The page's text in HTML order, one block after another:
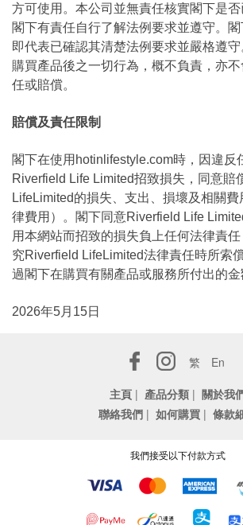
方可使用。本公司並無責任核實閣下是否
閣下有責任自行了解法例要求並遵守。閣
即代表已確認其清楚法例要求並嚴格遵
購買產品後之一切行為，概不負責，亦
任或賠償。
賠償及責任限制
閣下在使用hotinlifestyle.com時，因違反
Riverfield Life Limited招致損失，同意賠
LifeLimited的損失、支出、損壞及相關
律費用）。閣下同意Riverfield Life
用本網站而招致的損失負上任何法律責
究Riverfield LifeLimited法律責任時所索
過閣下在購買有關產品或服務所付出的金
2026年5月15日
繁
En
主頁 | 產品分類 | 關於我
聯絡我們 | 如何購買 | 條款
我們接受以下付款方式